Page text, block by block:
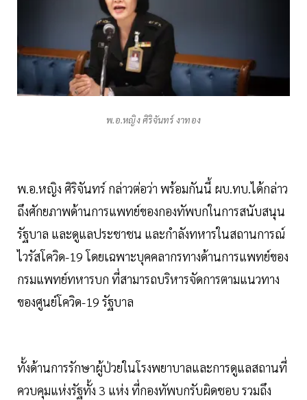
พ.อ.หญิง ศิริจันทร์ งาทอง
พ.อ.หญิง ศิริจันทร์ กล่าวต่อว่า พร้อมกันนี้ ผบ.ทบ.ได้กล่าว
ถึงศักยภาพด้านการแพทย์ของกองทัพบกในการสนับสนุน
รัฐบาล และดูแลประชาชน และกำลังทหารในสถานการณ์
ไวรัสโควิด-19 โดยเฉพาะบุคคลากรทางด้านการแพทย์ของ
กรมแพทย์ทหารบก ที่สามารถบริหารจัดการตามแนวทาง
ของศูนย์โควิด-19 รัฐบาล
ทั้งด้านการรักษาผู้ป่วยในโรงพยาบาลและการดูแลสถานที่
ควบคุมแห่งรัฐทั้ง 3 แห่ง ที่กองทัพบกรับผิดชอบ รวมถึง